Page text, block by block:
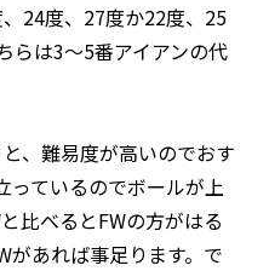
24度、27度か22度、25
らは3～5番アイアンの代
、難易度が高いのでおす
っているのでボールが上
比べるとFWの方がはる
があれば事足ります。で